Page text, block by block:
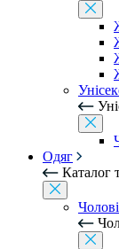
Одяг
Каталог